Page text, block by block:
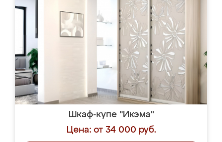
Шкаф-купе "Икэма"
Цена: от 34 000 руб.